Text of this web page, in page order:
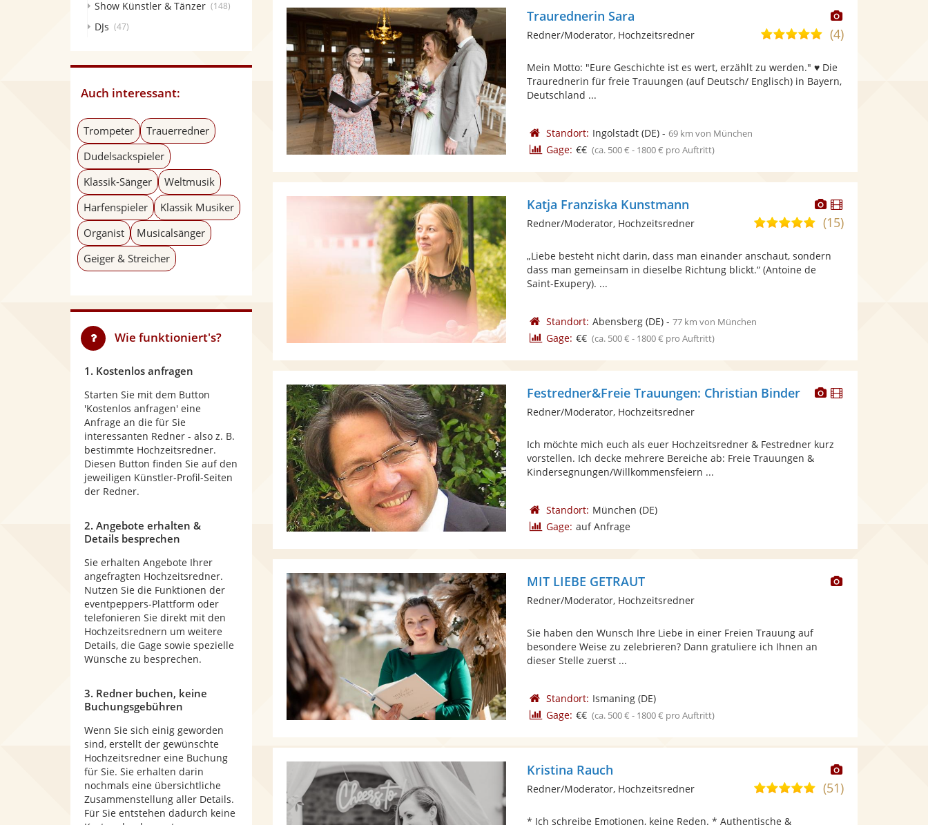
Dieser
Künstler
Traurednerin Sara
5,0
5
Sternen
(4)
Redner/Moderator, Hochzeitsredner
Mein Motto: "Eure Geschichte ist es wert, erzählt zu werden." ♥ Die
Traurednerin für freie Trauungen (auf Deutsch/ Englisch) in Bayern,
Deutschland ...
Standort: Ingolstadt(DE)- 69 km von München
Gage: €€ (ca. 500 € - 1800 € pro Auftritt)
Dieser
Künstler
stellt
bereit.
Dieser
Künstler
Katja Franziska Kunstmann
5,0
5
Sternen
(15)
Redner/Moderator, Hochzeitsredner
„Liebe besteht nicht darin, dass man einander anschaut, sondern
dass man gemeinsam in dieselbe Richtung blickt.“ (Antoine de
Saint-Exupery). ...
Standort: Abensberg(DE)- 77 km von München
Gage: €€ (ca. 500 € - 1800 € pro Auftritt)
Dieser
bereit.
Dieser
Festredner&Freie Trauungen: Christian Binder
Redner/Moderator, Hochzeitsredner
Ich möchte mich euch als euer Hochzeitsredner & Festredner kurz
vorstellen. Ich decke mehrere Bereiche ab: Freie Trauungen &
Kindersegnungen/Willkommensfeiern ...
Standort: München (DE)
Gage: auf Anfrage
Dieser
MIT LIEBE GETRAUT
Redner/Moderator, Hochzeitsredner
Sie haben den Wunsch Ihre Liebe in einer Freien Trauung auf
besondere Weise zu zelebrieren? Dann gratuliere ich Ihnen an
dieser Stelle zuerst ...
Standort: Ismaning(DE)
Gage: €€ (ca. 500 € - 1800 € pro Auftritt)
Dieser
Künstler
Kristina Rauch
5,0(51)
Redner/Moderator, Hochzeitsredner
* Ich schreibe Emotionen, keine Reden. * Authentische &
Show Künstler & Tänzer (148)
DJs (47)
Auch interessant:
Trompeter
Trauerredner
Dudelsackspieler
Klassik-Sänger
Weltmusik
Harfenspieler
Klassik Musiker
Organist
Musicalsänger
Geiger & Streicher
Wie funktioniert's?
1. Kostenlos anfragen
Starten Sie mit dem Button
'Kostenlos anfragen' eine
Anfrage an die für Sie
interessanten Redner - also z. B.
bestimmte Hochzeitsredner.
Diesen Button finden Sie auf den
jeweiligen Künstler-Profil-Seiten
der Redner.
2. Angebote erhalten &
Details besprechen
Sie erhalten Angebote Ihrer
angefragten Hochzeitsredner.
Nutzen Sie die Funktionen der
eventpeppers-Plattform oder
telefonieren Sie direkt mit den
Hochzeitsrednern um weitere
Details, die Gage sowie spezielle
Wünsche zu besprechen.
3. Redner buchen, keine
Buchungsgebühren
Wenn Sie sich einig geworden
sind, erstellt der gewünschte
Hochzeitsredner eine Buchung
für Sie. Sie erhalten darin
nochmals eine übersichtliche
Zusammenstellung aller Details.
Für Sie entstehen dadurch keine